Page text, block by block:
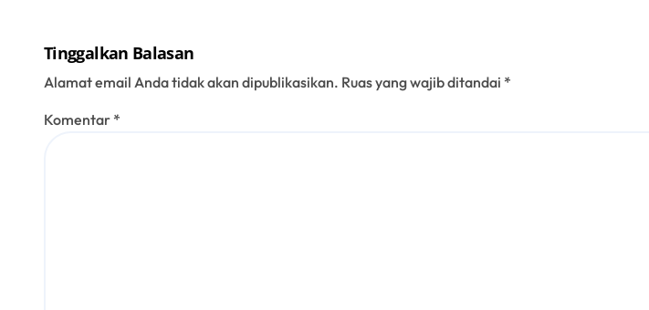
Tinggalkan Balasan
Alamat email Anda tidak akan dipublikasikan. Ruas yang wajib ditandai *
Komentar *